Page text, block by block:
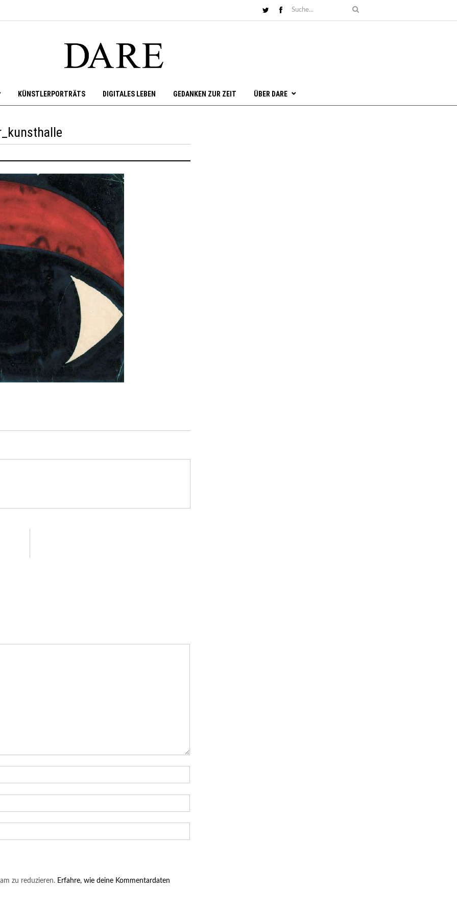
KÜNSTLERPORTRÄTS DIGITALES LEBEN GEDANKEN ZUR ZEIT ÜBER DARE
zu reduzieren. Erfahre, wie deine Kommentardaten